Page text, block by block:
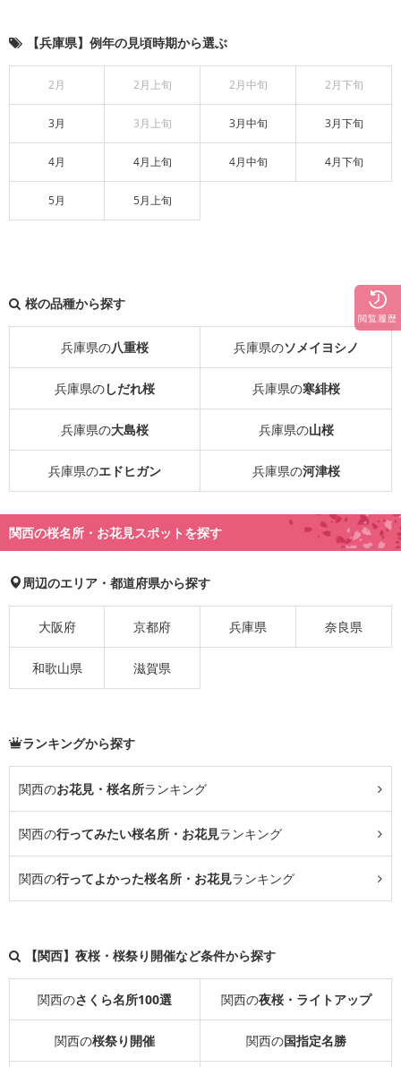
【兵庫県】例年の見頃時期から選ぶ
2月 2月上旬 2月中旬 2月下旬
3月 3月上旬 3月中旬 3月下旬
4月 4月上旬 4月中旬 4月下旬
5月 5月上旬
桜の品種から探す
兵庫県の八重桜 兵庫県のソメイヨシノ
兵庫県のしだれ桜 兵庫県の寒緋桜
兵庫県の大島桜 兵庫県の山桜
兵庫県のエドヒガン 兵庫県の河津桜
関西の桜名所・お花見スポットを探す
周辺のエリア・都道府県から探す
大阪府 京都府 兵庫県 奈良県
和歌山県 滋賀県
ランキングから探す
関西のお花見・桜名所ランキング
関西の行ってみたい桜名所・お花見ランキング
関西の行ってよかった桜名所・お花見ランキング
【関西】夜桜・桜祭り開催など条件から探す
関西のさくら名所100選 関西の夜桜・ライトアップ
関西の桜祭り開催 関西の国指定名勝
閲覧履歴